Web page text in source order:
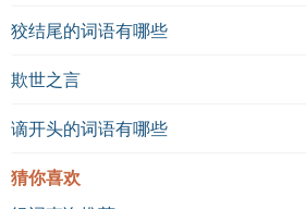
狡结尾的词语有哪些
欺世之言
谪开头的词语有哪些
猜你喜欢